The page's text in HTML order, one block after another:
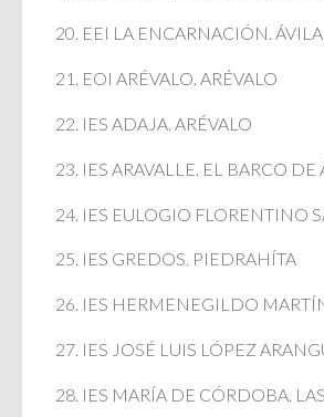
20. EEI LA ENCARNACIÓN. ÁVILA
21. EOI ARÉVALO. ARÉVALO
22. IES ADAJA. ARÉVALO
23. IES ARAVALLE. EL BARCO DE
24. IES EULOGIO FLORENTINO
25. IES GREDOS. PIEDRAHÍTA
26. IES HERMENEGILDO
27. IES JOSÉ LUIS LÓPEZ
28. IES MARÍA DE CÓRDOBA.